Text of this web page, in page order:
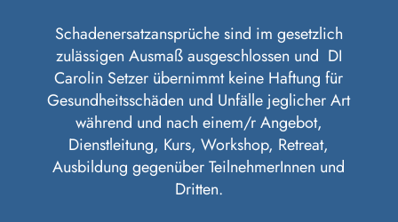
Schadenersatzansprüche sind im gesetzlich
zulässigen Ausmaß ausgeschlossen und DI
Carolin Setzer übernimmt keine Haftung für
Gesundheitsschäden und Unfälle jeglicher Art
während und nach einem/r Angebot,
Dienstleitung, Kurs, Workshop, Retreat,
Ausbildung gegenüber TeilnehmerInnen und
Dritten.